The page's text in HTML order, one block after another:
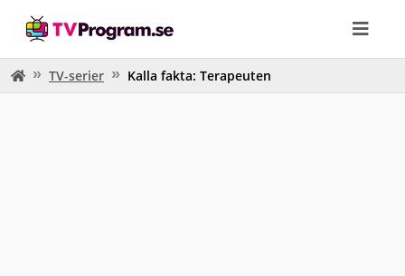
TV-serier Kalla fakta: Terapeuten